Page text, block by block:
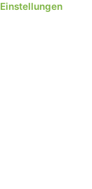
Einstellungen